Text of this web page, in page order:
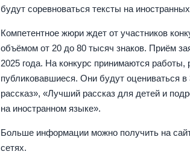
будут соревноваться тексты на
Компетентное жюри ждет от участников
объёмом от 20 до 80 тысяч знаков. Приём
2025 года. На конкурс принимаются работы,
публиковавшиеся. Они будут оцениваться
рассказ», «Лучший рассказ для детей и
на иностранном языке».
Больше информации можно получить на
сетях.